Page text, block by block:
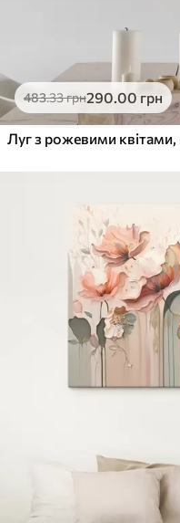
483.33грн290.00 грн